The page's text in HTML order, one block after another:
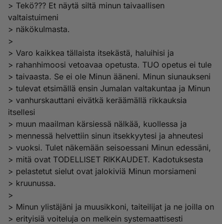
> Tekö??? Et näytä siltä minun taivaallisen
valtaistuimeni
> näkökulmasta.
>
> Varo kaikkea tällaista itsekästä, haluihisi ja
> rahanhimoosi vetoavaa opetusta. TUO opetus ei tule
> taivaasta. Se ei ole Minun ääneni. Minun siunaukseni
> tulevat etsimällä ensin Jumalan valtakuntaa ja Minun
> vanhurskauttani eivätkä keräämällä rikkauksia
itsellesi
> muun maailman kärsiessä nälkää, kuollessa ja
> mennessä helvettiin sinun itsekkyytesi ja ahneutesi
> vuoksi. Tulet näkemään seisoessani Minun edessäni,
> mitä ovat TODELLISET RIKKAUDET. Kadotuksesta
> pelastetut sielut ovat jalokiviä Minun morsiameni
> kruunussa.
>
> Minun ylistäjäni ja muusikkoni, taiteilijat ja ne joilla on
> erityisiä voiteluja on melkein systemaattisesti